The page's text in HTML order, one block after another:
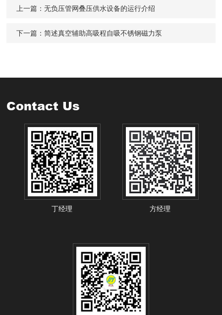
上一篇：无负压管网叠压供水设备的运行介绍
下一篇：简述真空辅助高吸程自吸不锈钢磁力泵
Contact Us
丁经理 方经理